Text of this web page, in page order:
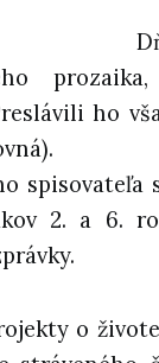
ho
spisovateľa
2. a 6.
o